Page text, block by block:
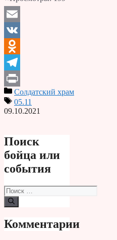
Email
VK
Odnoklassniki
Telegram
PrintСолдатский храм
05.11
09.10.2021
Поиск
бойца или
события
Поиск:
Комментарии